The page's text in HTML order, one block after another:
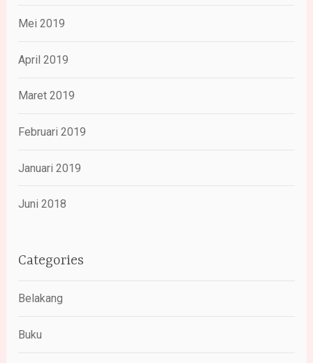
Mei 2019
April 2019
Maret 2019
Februari 2019
Januari 2019
Juni 2018
Categories
Belakang
Buku